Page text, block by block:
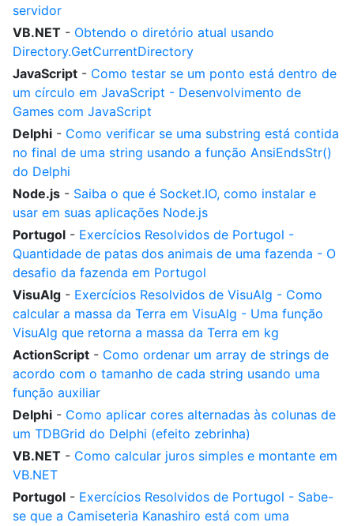
servidor
VB.NET - Obtendo o diretório atual usando
Directory.GetCurrentDirectory
JavaScript - Como testar se um ponto está dentro de
um círculo em JavaScript - Desenvolvimento de
Games com JavaScript
Delphi - Como verificar se uma substring está contida
no final de uma string usando a função AnsiEndsStr()
do Delphi
Node.js - Saiba o que é Socket.IO, como instalar e
usar em suas aplicações Node.js
Portugol - Exercícios Resolvidos de Portugol -
Quantidade de patas dos animais de uma fazenda - O
desafio da fazenda em Portugol
VisuAlg - Exercícios Resolvidos de VisuAlg - Como
calcular a massa da Terra em VisuAlg - Uma função
VisuAlg que retorna a massa da Terra em kg
ActionScript - Como ordenar um array de strings de
acordo com o tamanho de cada string usando uma
função auxiliar
Delphi - Como aplicar cores alternadas às colunas de
um TDBGrid do Delphi (efeito zebrinha)
VB.NET - Como calcular juros simples e montante em
VB.NET
Portugol - Exercícios Resolvidos de Portugol - Sabe-
se que a Camiseteria Kanashiro está com uma